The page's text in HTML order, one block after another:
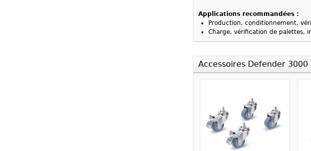
Applications recommandées :
Production, conditionnement,
Charge, vérification de palettes,
Accessoires Defender 3000